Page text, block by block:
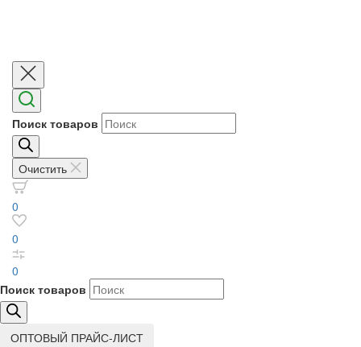
Поиск товаров
Очистить
0
0
0
Поиск товаров
ОПТОВЫЙ ПРАЙС-ЛИСТ